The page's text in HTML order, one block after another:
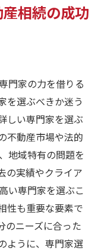
相続の成功
門家の力を借りる
を選ぶべきか迷う
しい専門家を選ぶ
不動産市場や法的
地域特有の問題を
の実績やクライア
い専門家を選ぶこ
性も重要な要素で
のニーズに合った
ように、専門家選